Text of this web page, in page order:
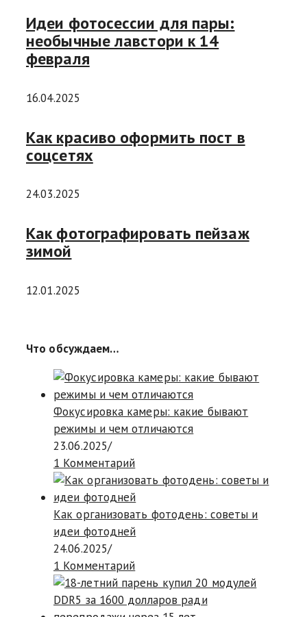
Идеи фотосессии для пары:
необычные лавстори к 14
февраля
16.04.2025
Как красиво оформить пост в
соцсетях
24.03.2025
Как фотографировать пейзаж
зимой
12.01.2025
Что обсуждаем…
Фокусировка камеры: какие бывают
режимы и чем отличаются
23.06.2025/
1 Комментарий
Как организовать фотодень: советы и
идеи фотодней
24.06.2025/
1 Комментарий